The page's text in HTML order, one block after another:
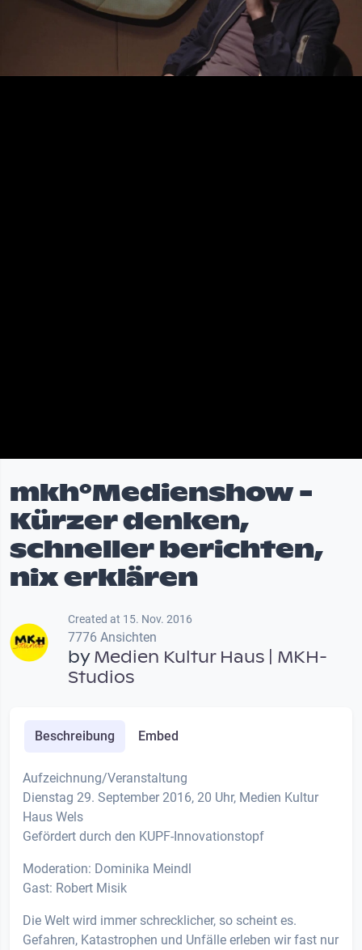
Video
mkh°Medienshow -
Kürzer denken,
schneller berichten,
nix erklären
Created at 15. Nov. 2016
7776 Ansichten
byMedien Kultur Haus | MKH-
Studios
Beschreibung Embed
Aufzeichnung/Veranstaltung
Dienstag 29. September 2016, 20 Uhr, Medien Kultur
Haus Wels
Gefördert durch den KUPF-Innovationstopf
Moderation: Dominika Meindl
Gast: Robert Misik
Die Welt wird immer schrecklicher, so scheint es.
Gefahren, Katastrophen und Unfälle erleben wir fast nur